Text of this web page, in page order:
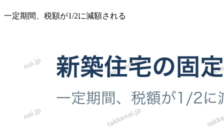
一定期間、税額が1/2に減額される